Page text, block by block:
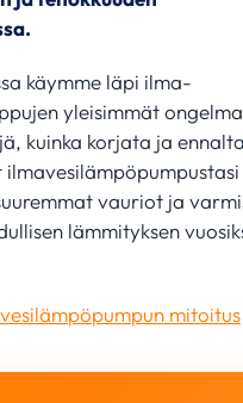
käymme läpi ilma-
yleisimmät
kuinka korjata ja
vauriot ja
lämmityksen
mitoitus